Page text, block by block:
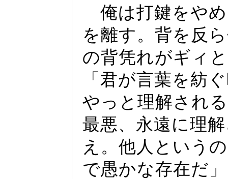
俺は打鍵をや
を離す。背を反
の背凭れがギ ィ
「君が言葉を紡
や っ と理解され
最悪、永遠に理
え。他人という
で愚かな存在だ」